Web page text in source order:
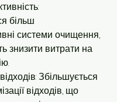
більш
системи очищення,
знизити витрати на
відходів, що